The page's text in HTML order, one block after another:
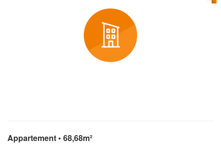
Appartement • 68,68m²